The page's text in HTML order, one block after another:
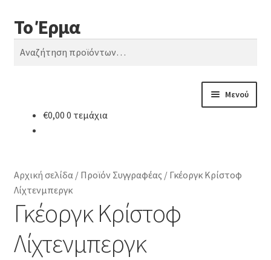
Απευθείας
μετάβαση
στην
Μετάβαση
σε
περιεχόμενο
Το Έρμα
Αναζήτηση
Αναζήτηση
Μενού
Κατηγορίες Βιβλίων
Συχνές Ερωτήσεις
Επικοινωνία
€0,00 0 τεμάχια
Αρχική σελίδα/ Προϊόν Συγγραφέας / Γκέοργκ Κρίστοφ
Λίχτενμπεργκ
Γκέοργκ Κρίστοφ
Λίχτενμπεργκ